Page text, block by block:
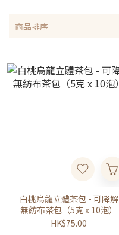
商品排序
白桃烏龍立體茶包 - 可降解
無紡布茶包（5克 x 10泡）
HK$75.00